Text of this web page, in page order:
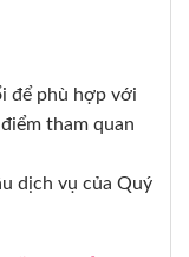
để phù hợp với
tham quan
dịch vụ của Quý